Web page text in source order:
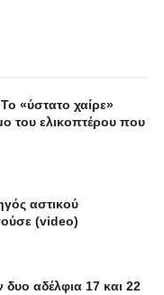
«ύστατο χαίρε»
του ελικοπτέρου που
αστικού
(video)
αδέλφια 17 και 22